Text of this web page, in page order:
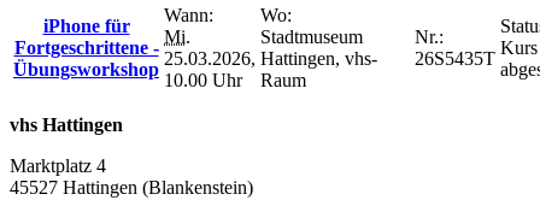
iPhone für
Fortgeschrittene -
Übungsworkshop
Wann:
Mi.
25.03.2026,
10.00 Uhr
Wo:
Stadtmuseum
Hattingen, vhs-
Raum
Nr.:
26S5435T
Kurs
vhs Hattingen
Marktplatz 4
45527 Hattingen (Blankenstein)